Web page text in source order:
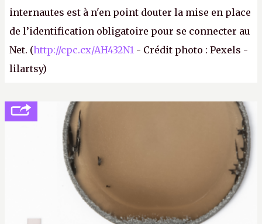
internautes est à n'en point douter la mise en place
de l’identification obligatoire pour se connecter au
Net. (http://cpc.cx/AH432N1 - Crédit photo : Pexels -
lilartsy)